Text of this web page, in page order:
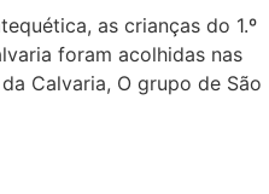
as crianças do 1.º
foram acolhidas nas
Calvaria, O grupo de São